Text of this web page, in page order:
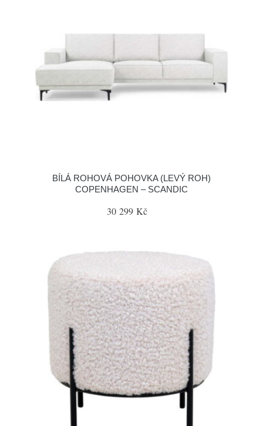
BÍLÁ ROHOVÁ POHOVKA (LEVÝ ROH)
COPENHAGEN – SCANDIC
30 299 Kč